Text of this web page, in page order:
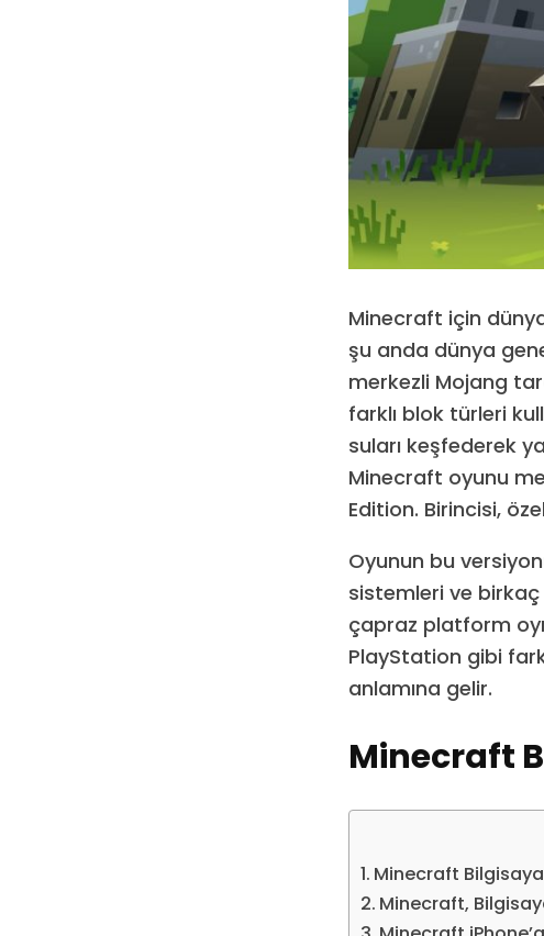
Minecraft için
şu anda dünya
merkezli Mojang
farklı blok türleri
suları keşfederek
Minecraft oyunu
Edition. Birincisi,
Oyunun bu
sistemleri ve birkaç
çapraz platform
PlayStation gibi
anlamına gelir.
Minecraft
Minecraft
Minecraft,